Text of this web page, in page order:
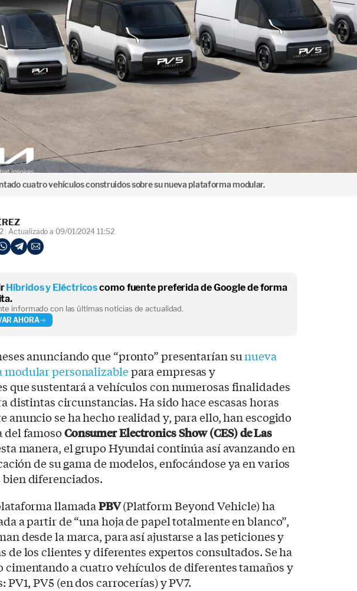
cuatro vehículos construidos sobre su nueva plataforma modular.
Actualizado a 09/01/2024 11:52
Híbridos y Eléctricoscomo fuente preferida de Google de forma
informado con las últimas noticias de actualidad.
AHORA
anunciando que “pronto” presentarían sunueva
modular personalizablepara empresas y
que sustentará a vehículos con numerosas finalidades
distintas circunstancias. Ha sido hace escasas horas
anuncio se ha hecho realidad y, para ello, han escogido
del famosoConsumer Electronics Show (CES) de Las
manera, el grupo Hyundai continúa así avanzando en
de su gama de modelos, enfocándose ya en varios
bien diferenciados.
llamadaPBV(Platform Beyond Vehicle) ha
a partir de “una hoja de papel totalmente en blanco”,
desde la marca, para así ajustarse a las peticiones y
de los clientes y diferentes expertos consultados. Se ha
cimentando a cuatro vehículos de diferentes tamaños y
PV1, PV5 (en dos carrocerías) y PV7.